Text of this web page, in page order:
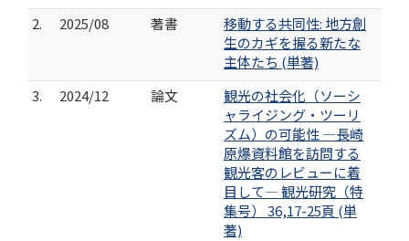
2.
2025/08 著書
移動する共同性: 地方創
生のカギを握る新たな
主体たち (単著)
3.
2024/12 論文
観光の社会化（ソーシ
ャライジング・ツーリ
ズム）の可能性 ―長崎
原爆資料館を訪問する
観光客のレビューに着
目して― 観光研究（特
集号） 36,17-25頁 (単
著)